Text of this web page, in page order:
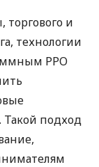
и
технологии
РРО
подход